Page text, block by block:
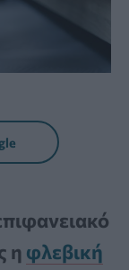
η φλεβική